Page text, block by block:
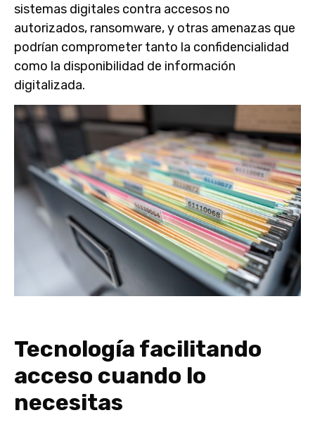
sistemas digitales contra accesos no
autorizados, ransomware, y otras amenazas que
podrían comprometer tanto la confidencialidad
como la disponibilidad de información
digitalizada.
Tecnología facilitando
acceso cuando lo
necesitas